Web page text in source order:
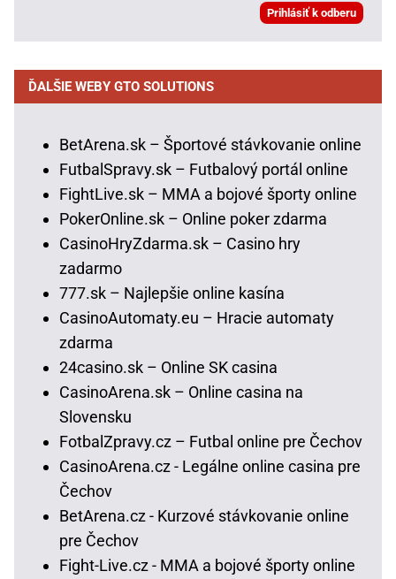
ĎALŠIE WEBY GTO SOLUTIONS
BetArena.sk – Športové stávkovanie online
FutbalSpravy.sk – Futbalový portál online
FightLive.sk – MMA a bojové športy online
PokerOnline.sk – Online poker zdarma
CasinoHryZdarma.sk – Casino hry
zadarmo
777.sk – Najlepšie online kasína
CasinoAutomaty.eu – Hracie automaty
zdarma
24casino.sk – Online SK casina
CasinoArena.sk – Online casina na
Slovensku
FotbalZpravy.cz – Futbal online pre Čechov
CasinoArena.cz - Legálne online casina pre
Čechov
BetArena.cz - Kurzové stávkovanie online
pre Čechov
Fight-Live.cz - MMA a bojové športy online